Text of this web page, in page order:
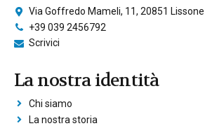
Via Goffredo Mameli, 11, 20851
+39 039 2456792
Scrivici
La nostra identità
Chi siamo
La nostra storia